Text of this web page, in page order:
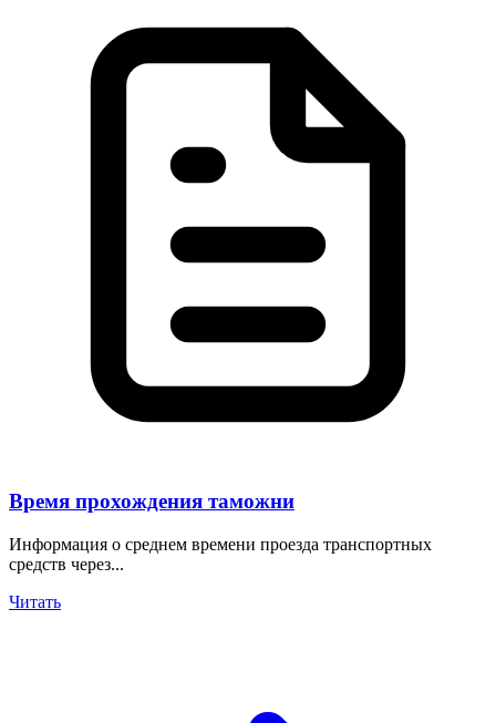
Время прохождения таможни
Информация о среднем времени проезда транспортных
средств через...
Читать